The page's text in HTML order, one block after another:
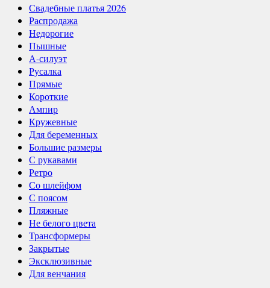
Свадебные платья 2026
Распродажа
Недорогие
Пышные
А-силуэт
Русалка
Прямые
Короткие
Ампир
Кружевные
Для беременных
Большие размеры
С рукавами
Ретро
Со шлейфом
С поясом
Пляжные
Не белого цвета
Трансформеры
Закрытые
Эксклюзивные
Для венчания